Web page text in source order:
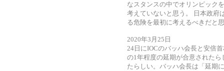
なスタンスの中でオリンピック
考えていないと思う。 日本政府
る危険を最初に考えるべきだと
2020年3月25日
24日にIOCのバッハ会長と安倍
の1年程度の延期が合意された
たらしい。バッハ会長は「延期